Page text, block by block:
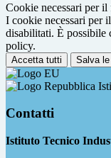
Cookie necessari per
I cookie necessari per
disabilitati. È possibile
policy.
Accetta tutti Salva
Contatti
Istituto Tecnico